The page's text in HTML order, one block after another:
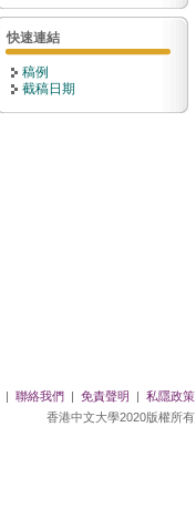
快速連結
稿例
截稿日期
| 聯絡我們 | 免責聲明 | 私隱政策
香港中文大學2020版權所有